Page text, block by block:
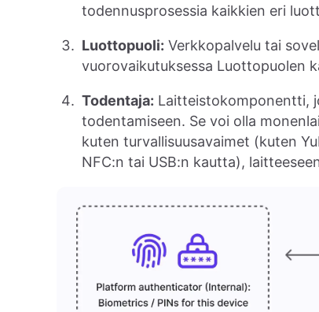
todennusprosessia kaikkien eri
Luottopuoli: Verkkopalvelu tai
vuorovaikutuksessa Luottopuolen
Todentaja: Laitteistokomponentti,
todentamiseen. Se voi olla
kuten turvallisuusavaimet (kuten
NFC:n tai USB:n kautta),